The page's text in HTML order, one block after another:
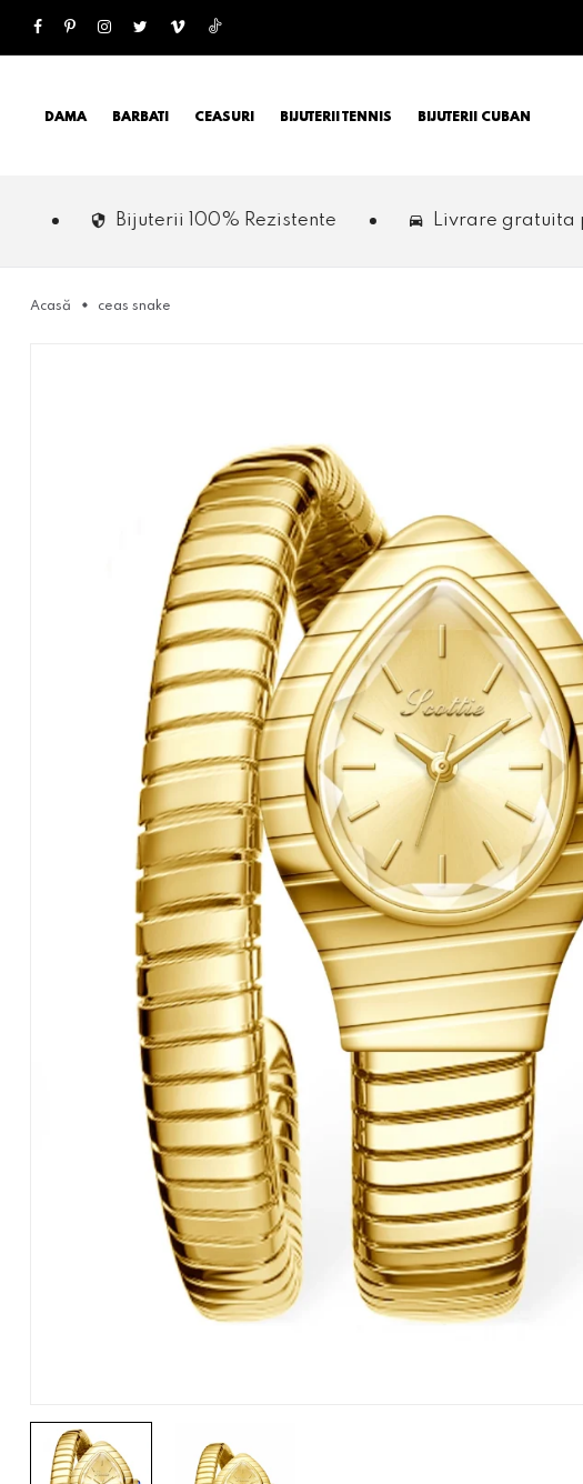
DAMA BARBATI CEASURI BIJUTERII TENNIS BIJUTERII CUBAN
100% Rezistente Livrare gratuita peste 400 lei
Acasă ceas snake